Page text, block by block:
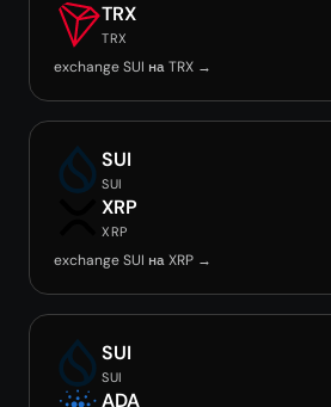
TRX
TRX
exchange SUI на TRX →
SUI
SUI
XRP
XRP
exchange SUI на XRP →
SUI
SUI
ADA